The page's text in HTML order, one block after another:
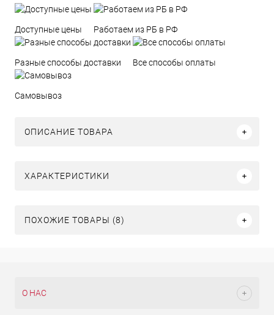
Доступные цены Работаем из РБ в РФ
Разные способы доставки Все способы оплаты
Самовывоз
ОПИСАНИЕ ТОВАРА
ХАРАКТЕРИСТИКИ
ПОХОЖИЕ ТОВАРЫ (8)
О НАС